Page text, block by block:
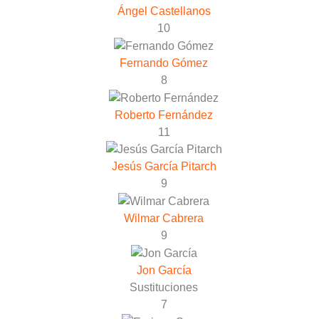
Ángel Castellanos
10
Fernando Gómez
8
Roberto Fernández
11
Jesús García Pitarch
9
Wilmar Cabrera
9
Jon García
Sustituciones
7